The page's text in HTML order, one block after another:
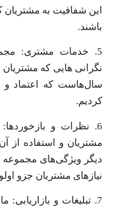
این شفافیت به مشتریان
باشند.
5. خدمات مشتری:
نگرانی هایی که
سال‌هاست که اعتماد و
کردیم.
6. نظرات و
مشتریان و استفاده از
دیگر ویژگی‌های مجموعه
نیازهای مشتریان جزو
7. تبلیغات و بازاریابی: